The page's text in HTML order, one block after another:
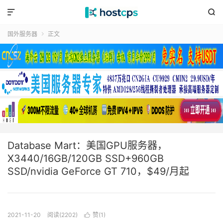


国外服务器  正文
Database Mart：美国GPU服务器，
X3440/16GB/120GB SSD+960GB
SSD/nvidia GeForce GT 710，$49/月起
2021-11-20 阅读(2202)  赞(1 )